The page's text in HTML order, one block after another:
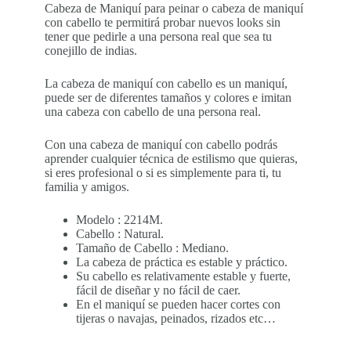
Cabeza de Maniquí para peinar o cabeza de maniquí
con cabello te permitirá probar nuevos looks sin
tener que pedirle a una persona real que sea tu
conejillo de indias.
La cabeza de maniquí con cabello es un maniquí,
puede ser de diferentes tamaños y colores e imitan
una cabeza con cabello de una persona real.
Con una cabeza de maniquí con cabello podrás
aprender cualquier técnica de estilismo que quieras,
si eres profesional o si es simplemente para ti, tu
familia y amigos.
Modelo : 2214M.
Cabello : Natural.
Tamaño de Cabello : Mediano.
La cabeza de práctica es estable y práctico.
Su cabello es relativamente estable y fuerte,
fácil de diseñar y no fácil de caer.
En el maniquí se pueden hacer cortes con
tijeras o navajas, peinados, rizados etc…